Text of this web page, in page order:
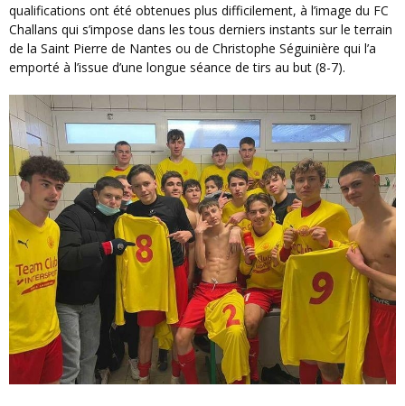
qualifications ont été obtenues plus difficilement, à l’image du FC
Challans qui s’impose dans les tous derniers instants sur le terrain
de la Saint Pierre de Nantes ou de Christophe Séguinière qui l’a
emporté à l’issue d’une longue séance de tirs au but (8-7).